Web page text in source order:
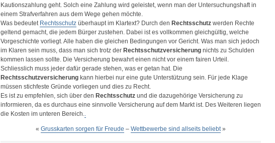
Kautionszahlung geht. Solch eine Zahlung wird geleistet, wenn man der Untersuchungshaft in
einem Strafverfahren aus dem Wege gehen möchte.
Was bedeutet Rechtsschutzüberhaupt im Klartext? Durch den Rechtsschutzwerden Rechte
geltend gemacht, die jedem Bürger zustehen. Dabei ist es vollkommen gleichgültig, welche
Vorgeschichte vorliegt. Alle haben die gleichen Bedingungen vor Gericht. Was man sich jedoch
im Klaren sein muss, dass man sich trotz der Rechtsschutzversicherungnichts zu Schulden
kommen lassen sollte. Die Versicherung bewahrt einen nicht vor einem fairen Urteil.
Schliesslich muss jeder dafür gerade stehen, was er getan hat. Die
Rechtsschutzversicherungkann hierbei nur eine gute Unterstützung sein. Für jede Klage
müssen stichfeste Gründe vorliegen und dies zu Recht.
Es ist zu empfehlen, sich über den Rechtsschutz und die dazugehörige Versicherung zu
informieren, da es durchaus eine sinnvolle Versicherung auf dem Markt ist. Des Weiteren liegen
die Kosten im unteren Bereich..
« Grusskarten sorgen für Freude – Wettbewerbe sind allseits beliebt»